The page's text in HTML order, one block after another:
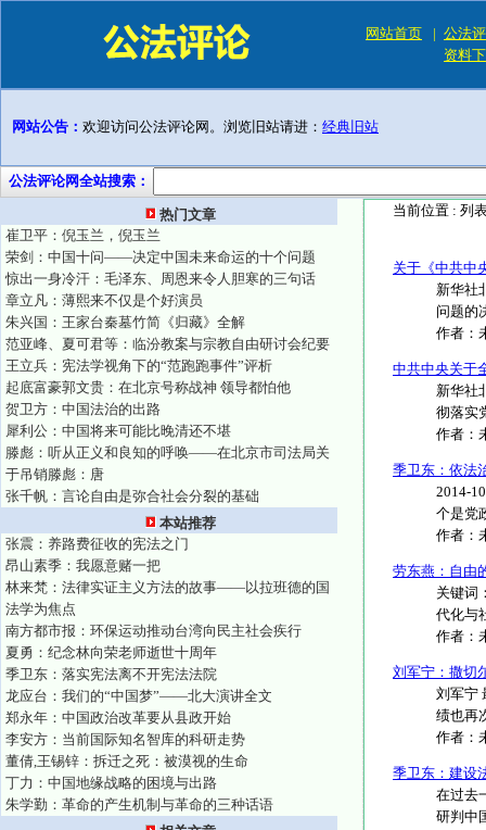
网站首页 | 公法
资料
网站公告： 欢迎访问公法评论网。浏览旧站请进： 经典旧站
公法评论网全站搜索：
热门文章
崔卫平：倪玉兰，倪玉兰
荣剑：中国十问——决定中国未来命运的十个问题
惊出一身冷汗：毛泽东、周恩来令人胆寒的三句话
章立凡：薄熙来不仅是个好演员
朱兴国：王家台秦墓竹简《归藏》全解
范亚峰、夏可君等：临汾教案与宗教自由研讨会纪要
王立兵：宪法学视角下的“范跑跑事件”评析
起底富豪郭文贵：在北京号称战神 领导都怕他
贺卫方：中国法治的出路
犀利公：中国将来可能比晚清还不堪
滕彪：听从正义和良知的呼唤——在北京市司法局关
于吊销滕彪：唐
张千帆：言论自由是弥合社会分裂的基础
本站推荐
张震：养路费征收的宪法之门
昂山素季：我愿意赌一把
林来梵：法律实证主义方法的故事——以拉班德的国
法学为焦点
南方都市报：环保运动推动台湾向民主社会疾行
夏勇：纪念林向荣老师逝世十周年
季卫东：落实宪法离不开宪法法院
龙应台：我们的“中国梦”——北大演讲全文
郑永年：中国政治改革要从县政开始
李安方：当前国际知名智库的科研走势
董倩,王锡锌：拆迁之死：被漠视的生命
丁力：中国地缘战略的困境与出路
朱学勤：革命的产生机制与革命的三种话语
当前位置 : 列
关于《中共中
新华社
问题的
作者：
中共中央关于
新华社
彻落实
作者：
季卫东：依法
2014-
个是党
作者：
劳东燕：自由
关键词
代化与
作者：
刘军宁：撒切
刘军宁
绩也再
作者：
季卫东：建设
在过去
研判中